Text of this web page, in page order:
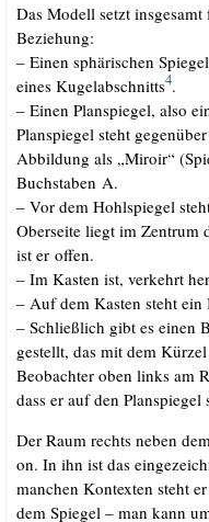
Das Modell setzt
Beziehung:
– Einen sphä­ri­schen
eines Kugel­ab­schnitts4.
– Einen Plan­spie­gel, also
Plan­spie­gel steht
Abbil­dung als „Miro­ir“
Buch­sta­ben A.
– Vor dem Hohl­spie­gel
Ober­sei­te liegt im Zen­trum
ist er offen.
– Im Kas­ten ist, ver­kehrt
– Auf dem Kas­ten steht
– Schließ­lich gibt es einen
ge­stellt, das mit dem
Beob­ach­ter oben links am
dass er auf den Plan­spie­gel
Der Raum rechts neben
on. In ihn ist das
man­chen Kon­tex­ten steht
dem Spie­gel – man kann